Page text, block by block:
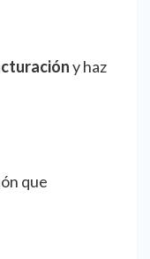
y haz
que